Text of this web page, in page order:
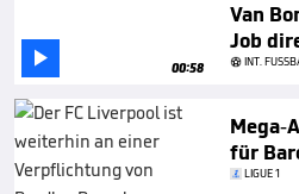
 00:58
Van
Job
INT.
Mega-
für
LIGUE 1